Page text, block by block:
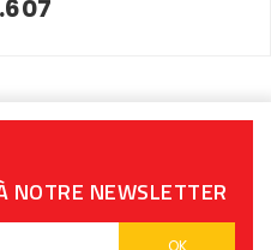
NOTRE NEWSLETTER